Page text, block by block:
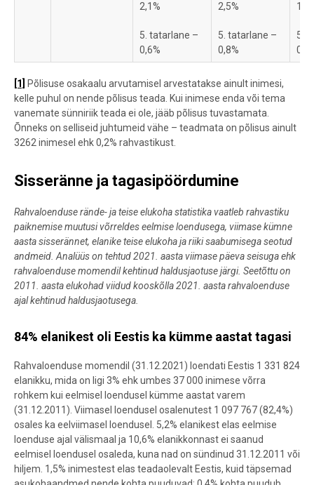
2,1%
5. tatarlane –
0,6%
2,5%
5. tatarlane –
0,8%
5.
[1]
Põlisuse osakaalu arvutamisel arvestatakse ainult inimesi,
kelle puhul on nende põlisus teada. Kui inimese enda või tema
vanemate sünniriik teada ei ole, jääb põlisus tuvastamata.
Õnneks on selliseid juhtumeid vähe – teadmata on põlisus ainult
3262 inimesel ehk 0,2% rahvastikust.
Sisseränne ja tagasipöördumine
Rahvaloenduse rände- ja teise elukoha statistika vaatleb rahvastiku
paiknemise muutusi võrreldes eelmise loendusega, viimase kümne
aasta sisserännet, elanike teise elukoha ja riiki saabumisega seotud
andmeid. Analüüs on tehtud 2021. aasta viimase päeva seisuga ehk
rahvaloenduse momendil kehtinud haldusjaotuse järgi. Seetõttu on
2011. aasta elukohad viidud kooskõlla 2021. aasta rahvaloenduse
ajal kehtinud haldusjaotusega.
84% elanikest oli Eestis ka kümme aastat tagasi
Rahvaloenduse momendil (31.12.2021) loendati Eestis 1 331 824
elanikku, mida on ligi 3% ehk umbes 37 000 inimese võrra
rohkem kui eelmisel loendusel kümme aastat varem
(31.12.2011). Viimasel loendusel osalenutest 1 097 767 (82,4%)
osales ka eelviimasel loendusel. 5,2% elanikest elas eelmise
loenduse ajal välismaal ja 10,6% elanikkonnast ei saanud
eelmisel loendusel osaleda, kuna nad on sündinud 31.12.2011 või
hiljem. 1,5% inimestest elas teadaolevalt Eestis, kuid täpsemad